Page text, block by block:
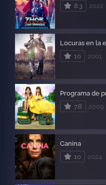
8.3
2022
Locuras en la
10
2001
Programa de
7.8
2009
Canina
10
2024